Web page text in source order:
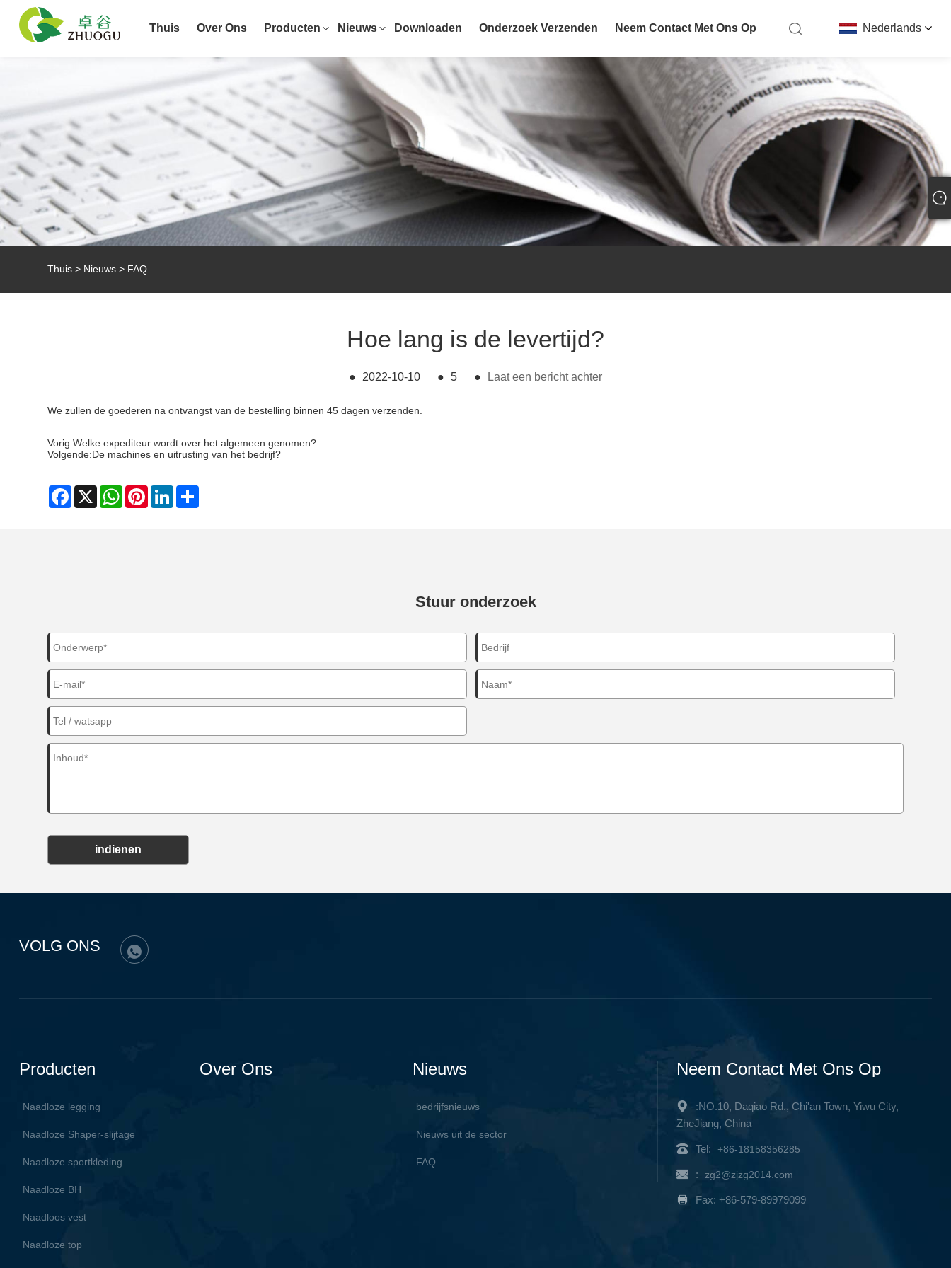
Nederlands
Thuis Over Ons Producten Nieuws Downloaden Onderzoek Verzenden Neem Contact Met Ons Op
Thuis > Nieuws > FAQ
Hoe lang is de levertijd?
● 2022-10-10 ● 5 ● Laat een bericht achter
We zullen de goederen na ontvangst van de bestelling binnen 45 dagen verzenden.
Vorig:Welke expediteur wordt over het algemeen genomen?
Volgende:De machines en uitrusting van het bedrijf?
Facebook
X WhatsAppPinterestLinkedIn
Stuur onderzoek
indienen
VOLG ONS
Producten
Naadloze legging
Naadloze Shaper-slijtage
Naadloze sportkleding
Naadloze BH
Naadloos vest
Naadloze top
Over Ons Nieuws
bedrijfsnieuws
Nieuws uit de sector
FAQ
Neem Contact Met Ons Op
:NO.10, Daqiao Rd., Chi'an Town, Yiwu City,
ZheJiang, China
Tel: +86-18158356285
: zg2@zjzg2014.com
Fax: +86-579-89979099